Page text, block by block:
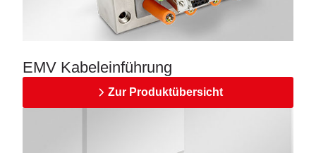
EMV Kabeleinführung
Zur Produktübersicht